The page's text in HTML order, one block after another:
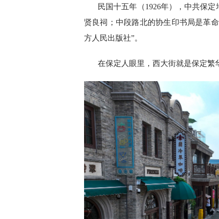
民国十五年（1926年），中共保
贤良祠；中段路北的协生印书局是革
方人民出版社”。
在保定人眼里，西大街就是保定